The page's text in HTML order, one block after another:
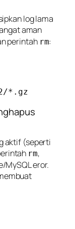
log lama
aman
perintah rm:
aktif (seperti
rm,
MySQL eror.